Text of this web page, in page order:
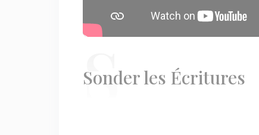
Sonder les Écritures